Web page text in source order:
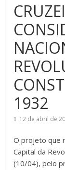
1932
12 de abril de
O projeto que
Capital da
(10/04), pelo